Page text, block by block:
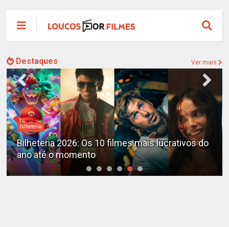
Destaques Ver mais
bilheteria
Bilheteria 2026: Os 10 filmes mais lucrativos do
ano até o momento